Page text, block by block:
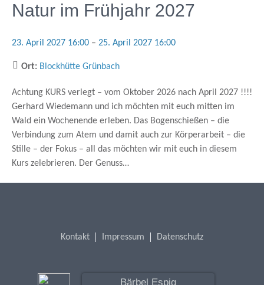
Natur im Frühjahr 2027
23. April 2027 16:00 – 25. April 2027 16:00
Ort: Blockhütte Grünbach
Achtung KURS verlegt – vom Oktober 2026 nach April 2027 !!!!
Gerhard Wiedemann und ich möchten mit euch mitten im
Wald ein Wochenende erleben. Das Bogenschießen – die
Verbindung zum Atem und damit auch zur Körperarbeit – die
Stille – der Fokus – all das möchten wir mit euch in diesem
Kurs zelebrieren. Der Genuss…
Kontakt Impressum Datenschutz
Bärbel Espig